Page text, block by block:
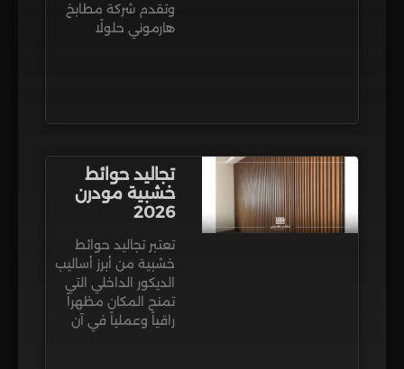
وتقدم شركة مطابخ
هارموني حلولًا
تجاليد حوائط
خشبية مودرن
2026
تعتبر تجاليد حوائط
خشبية من أبرز أساليب
الديكور الداخلي التي
تمنح المكان مظهراً
راقياً وعملياً في آن